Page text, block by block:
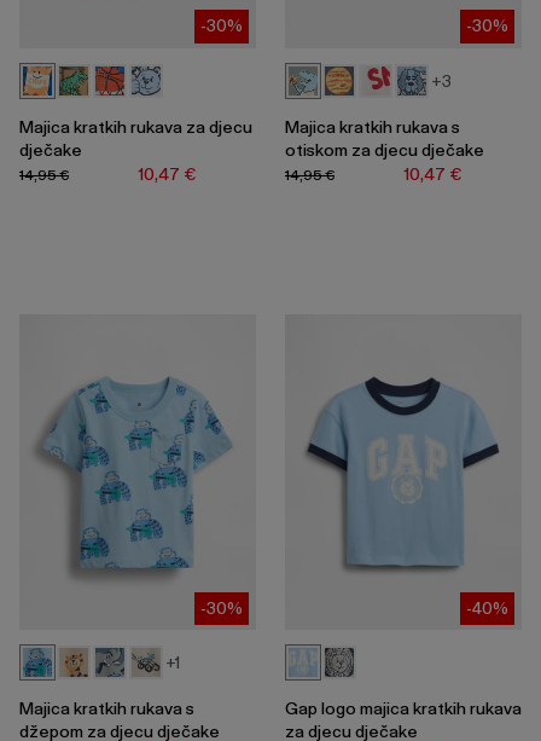
-30%
Majica kratkih rukava za djecu
dječake
10,47 €
14,95 €
-30%
+3
Majica kratkih rukava s
otiskom za djecu dječake
10,47 €
14,95 €
-30%
+1
Majica kratkih rukava s
džepom za djecu dječake
-40%
Gap logo majica kratkih rukava
za djecu dječake